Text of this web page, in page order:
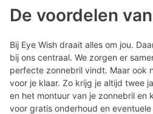
De voordelen
Bij Eye Wish draait alles om jou.
bij ons centraal. We zorgen er
perfecte zonnebril vindt. Maar ook
voor je klaar. Zo krijg je altijd twee
en het montuur van je zonnebril en
voor gratis onderhoud en